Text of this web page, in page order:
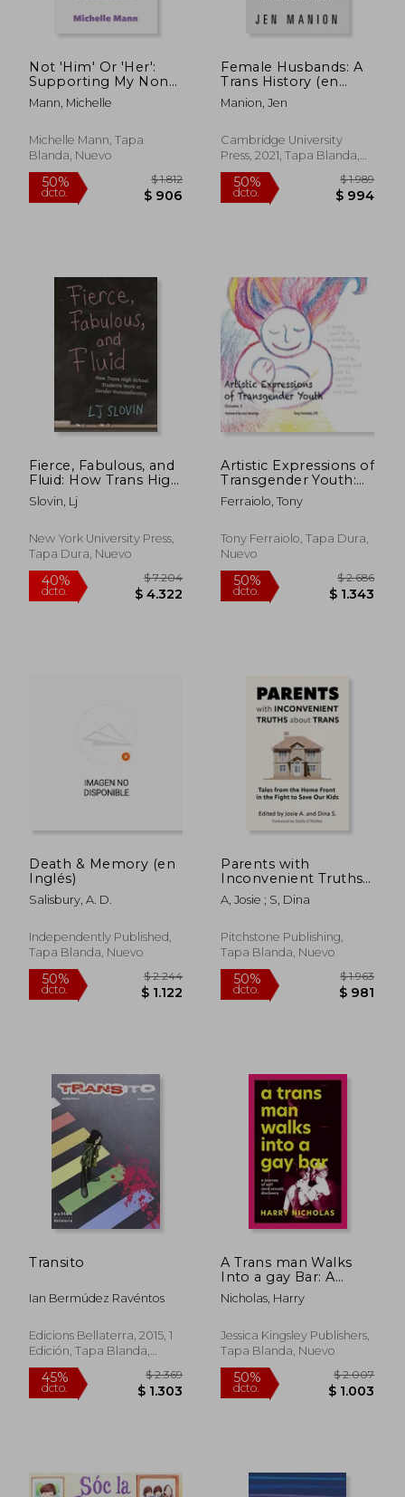
dcto.
Not 'Him' Or 'Her':
Supporting My Non-
Binary Child: A Guide
to Puberty Blockers,
Body Dysmorphia
and Dysphoria, Top S
Mann, Michelle
Michelle Mann, Tapa
Blanda, Nuevo
50%
dcto.
Female Husbands: A
Trans History (en
Inglés)
Manion, Jen
Cambridge University
Press, 2021, Tapa Blanda,
Nuevo
50%
dcto.
Fierce, Fabulous, and
Fluid: How Trans High
School Students
Work at Gender
Inglés)
Slovin, Lj
New York University Press,
Tapa Dura, Nuevo
Artistic Expressions of
Transgender Youth:
Volume 2 (en Inglés)
Ferraiolo, Tony
Tony Ferraiolo, Tapa Dura,
Nuevo
Death & Memory (en
Inglés)
Salisbury, A. D.
Independently Published,
Tapa Blanda, Nuevo
Parents with
Inconvenient Truths
about Trans: Tales
from the Home
Save Our Kids (en
Inglés)
A, Josie ; S, Dina
Pitchstone Publishing,
Tapa Blanda, Nuevo
Transito
Ian Bermúdez Ravéntos
Edicions Bellaterra, 2015, 1
Edición, Tapa Blanda,
Nuevo
A Trans man Walks
Into a gay Bar: A
Journey of Self, and
Sexual, Discovery (en
Nicholas, Harry
Jessica Kingsley Publishers,
Tapa Blanda, Nuevo